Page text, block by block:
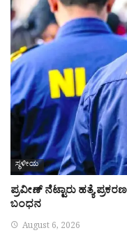
ಸ್ಥಳೀಯ
ಪ್ರವೀಣ್‌ ನೆಟ್ಟಾರು ಹತ್ಯೆ
ಬಂಧನ
August 6, 2026